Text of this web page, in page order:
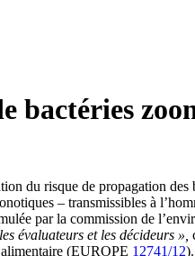
bactéries
du risque de propagation des
– transmissibles à
par la commission de
évaluateurs et les décideurs »,
(EUROPE 12741/12).